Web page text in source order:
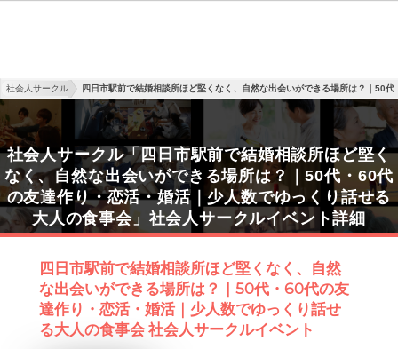
社会人サークル 四日市駅前で結婚相談所ほど堅くなく、自然な出会いができる場所は？｜50
社会人サークル「四日市駅前で結婚相談所ほど堅く
なく、自然な出会いができる場所は？｜50代・60代
の友達作り・恋活・婚活｜少人数でゆっくり話せる
大人の食事会」社会人サークルイベント詳細
四日市駅前で結婚相談所ほど堅くなく、自然
な出会いができる場所は？｜50代・60代の友
達作り・恋活・婚活｜少人数でゆっくり話せ
る大人の食事会 社会人サークルイベント